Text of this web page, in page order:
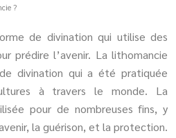
?
de divination qui utilise des
prédire l’avenir. La lithomancie
divination qui a été pratiquée
à travers le monde. La
pour de nombreuses fins, y
la guérison, et la protection.